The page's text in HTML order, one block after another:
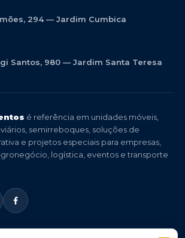
294 — Jardim Cumbica
Santos, 980 — Jardim Santa Teresa
é referência em unidades móveis,
semirreboques, soluções de
e projetos especiais para empresas,
logística, eventos e transporte